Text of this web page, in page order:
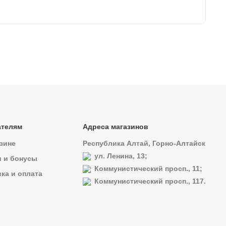
и бонусы
и оплата
Адреса магазинов
Республика Алтай, Горно-Алтайск
ул. Ленина, 13;
Коммунистический просп., 11;
Коммунистический просп., 117.